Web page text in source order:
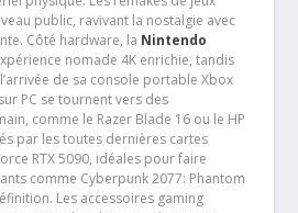
public, ravivant la nostalgie avec
Côté hardware, la Nintendo
nomade 4K enrichie, tandis
de sa console portable Xbox
PC se tournent vers des
comme le Razer Blade 16 ou le HP
par les toutes dernières cartes
RTX 5090, idéales pour faire
comme Cyberpunk 2077: Phantom
Les accessoires gaming